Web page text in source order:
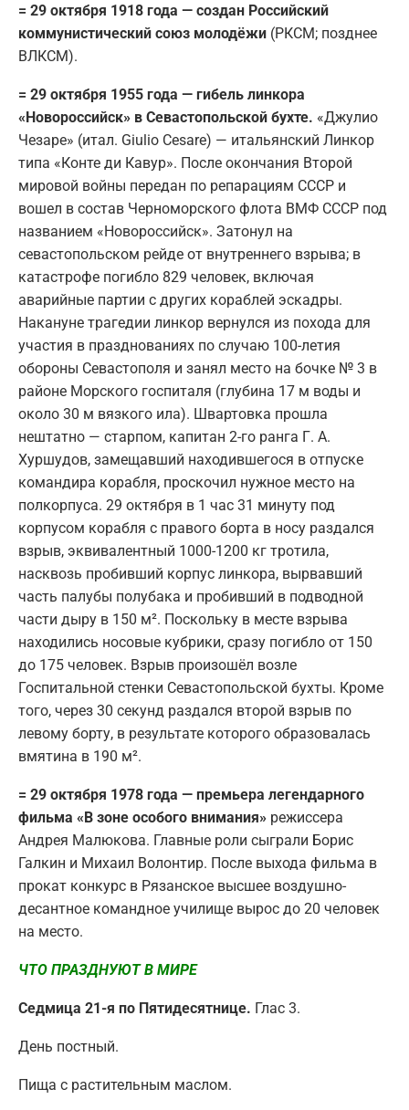
= 29 октября 1918 года — создан Российский
коммунистический союз молодёжи (РКСМ; позднее
ВЛКСМ).
= 29 октября 1955 года — гибель линкора
«Новороссийск» в Севастопольской бухте. «Джулио
Чезаре» (итал. Giulio Cesare) — итальянский Линкор
типа «Конте ди Кавур». После окончания Второй
мировой войны передан по репарациям СССР и
вошел в состав Черноморского флота ВМФ СССР под
названием «Новороссийск». Затонул на
севастопольском рейде от внутреннего взрыва; в
катастрофе погибло 829 человек, включая
аварийные партии с других кораблей эскадры.
Накануне трагедии линкор вернулся из похода для
участия в празднованиях по случаю 100-летия
обороны Севастополя и занял место на бочке № 3 в
районе Морского госпиталя (глубина 17 м воды и
около 30 м вязкого ила). Швартовка прошла
нештатно — старпом, капитан 2-го ранга Г. А.
Хуршудов, замещавший находившегося в отпуске
командира корабля, проскочил нужное место на
полкорпуса. 29 октября в 1 час 31 минуту под
корпусом корабля с правого борта в носу раздался
взрыв, эквивалентный 1000-1200 кг тротила,
насквозь пробивший корпус линкора, вырвавший
часть палубы полубака и пробивший в подводной
части дыру в 150 м². Поскольку в месте взрыва
находились носовые кубрики, сразу погибло от 150
до 175 человек. Взрыв произошёл возле
Госпитальной стенки Севастопольской бухты. Кроме
того, через 30 секунд раздался второй взрыв по
левому борту, в результате которого образовалась
вмятина в 190 м².
= 29 октября 1978 года — премьера легендарного
фильма «В зоне особого внимания» режиссера
Андрея Малюкова. Главные роли сыграли Борис
Галкин и Михаил Волонтир. После выхода фильма в
прокат конкурс в Рязанское высшее воздушно-
десантное командное училище вырос до 20 человек
на место.
ЧТО ПРАЗДНУЮТ В МИРЕ
Седмица 21-я по Пятидесятнице. Глас 3.
День постный.
Пища с растительным маслом.